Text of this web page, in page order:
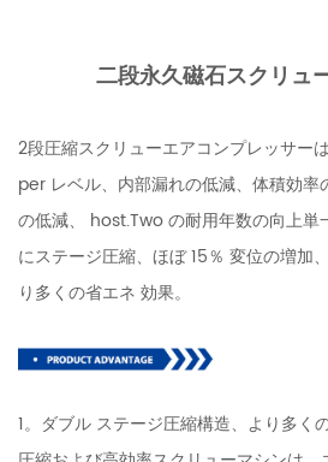
二段永久磁石スクリュ
2段圧縮スクリューエアコンプレッサー
per レベル、内部漏れの低減、体積効率
の低減、 host.Two の耐用年数の向上単
にステージ圧縮、ほぼ 15％ 変位の増加
り多くの省エネ 効果。
1。ダブル ステージ圧縮構造、より多く